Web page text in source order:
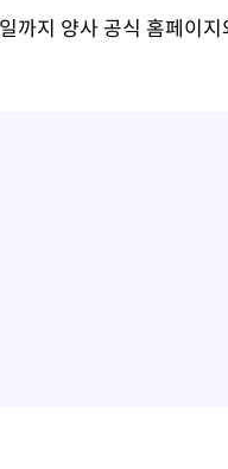
까지 양사 공식 홈페이